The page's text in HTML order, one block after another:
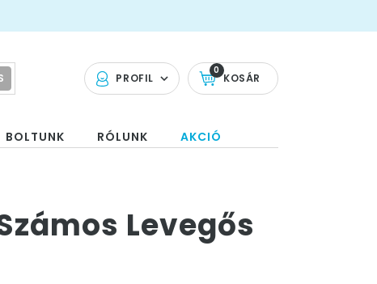
PROFIL KOSÁR
0
BOLTUNK RÓLUNK AKCIÓ
Levegős